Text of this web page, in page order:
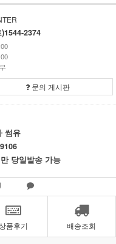
2374
문의 게시판
썸유
당일발송 가능
품후기 배송조회